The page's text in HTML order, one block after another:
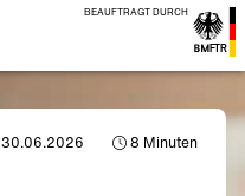
BEAUFTRAGT DURCH
30.06.2026 8 Minuten